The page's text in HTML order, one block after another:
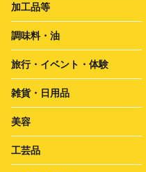
加工品等
調味料・油
旅行・イベント・体験
雑貨・日用品
美容
工芸品